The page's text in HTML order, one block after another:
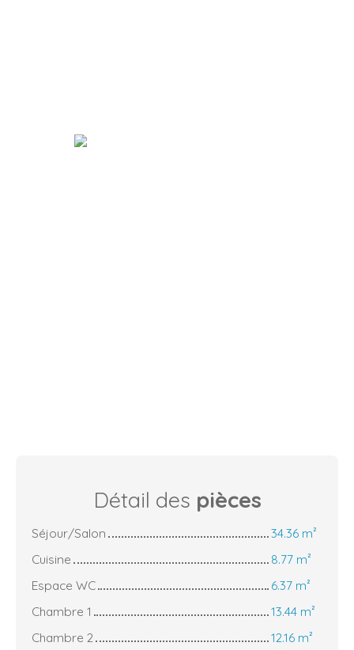
Détail des pièces
Séjour/Salon
34.36 m²
Cuisine
8.77 m²
Espace WC
6.37 m²
Chambre 1
13.44 m²
Chambre 2
12.16 m²